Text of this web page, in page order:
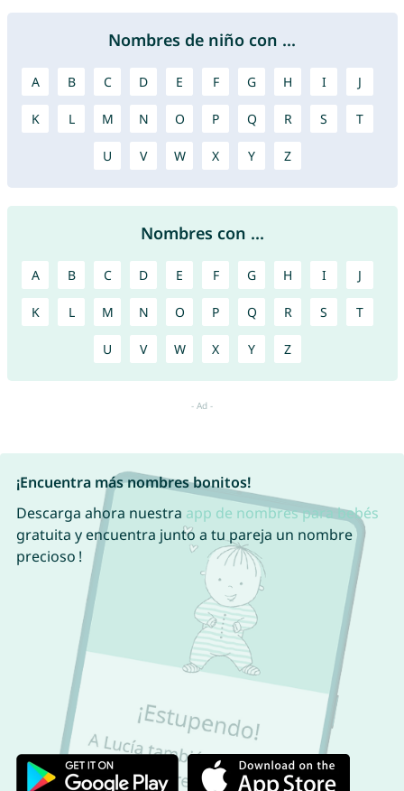
Nombres de niño con ...
A B C D E F G H I J
K L M N O P Q R S T
U V W X Y Z
Nombres con ...
A B C D E F G H I J
K L M N O P Q R S T
U V W X Y Z
¡Encuentra más nombres bonitos!
Descarga ahora nuestra app de nombres para bebés
gratuita y encuentra junto a tu pareja un nombre
precioso !